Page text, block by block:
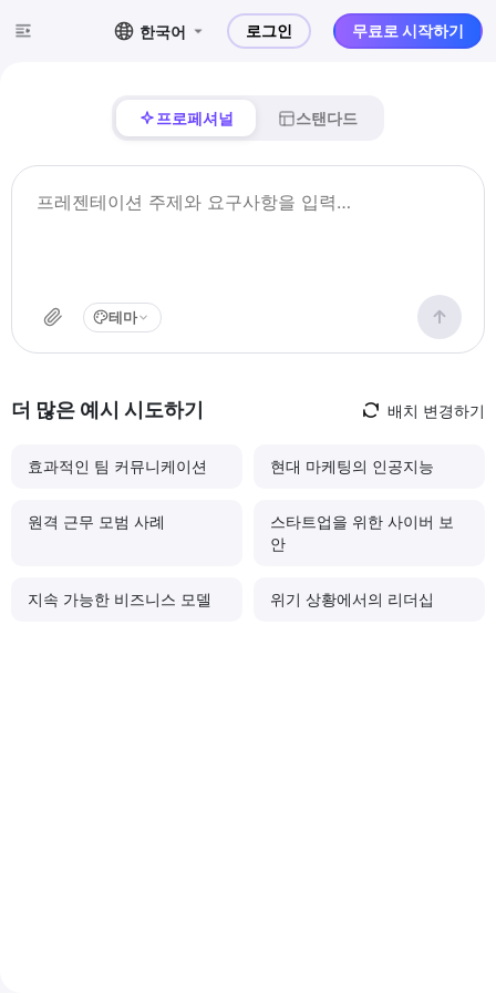
한국어 로그인 무료로 시작하기
프로페셔널 스탠다드
테마
더 많은 예시 시도하기 배치 변경하기
효과적인 팀 커뮤니케이션 현대 마케팅의 인공지능
원격 근무 모범 사례
스타트업을 위한 사이버 보
안
지속 가능한 비즈니스 모델 위기 상황에서의 리더십